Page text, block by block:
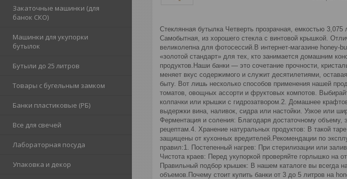
Закаточные машинки (для
банок СКО)
Машинки для укупорки
бутылок
Бутыли до 25 литров
Товары с бугельным замком
Банки пластиковые (РБ)
Все для свечей
Лабораторная посуда
Упаковка и декор
Стеклянная бутылка Четверть прозрачная, емкостью
Самобытная, из хорошего стекла с винтовой крышкой.
великолепна для фотосессий.В интернет-магазине honey-
«золотой стандарт» для тех, кто занимается домашним
продуктов.Наши банки — это сочетание прочности,
меняет вкус содержимого и служит десятилетиями,
быту. Вот лишь несколько способов применения нашей
томатов, овощных ассорти и фруктовых компотов.
колпачки или крышки с гидрозатвором.2. Домашнее
выдержки вина, наливок, сидра или настойки. Узкое или
Ферментация и соления: Благодаря достаточному
рецептам.4. Хранение натуральных продуктов: В такой
защищены от кухонных вредителей.Рекомендации по
правил:1. Постепенный нагрев: При стерилизации или
Чистота краев: Перед укупоркой проверяйте горлышко на
Правильный подбор крышек: В нашем каталоге вы всегда
объемов.Почему стоит купить банки от 3 до 5 литров на